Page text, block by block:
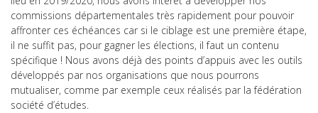
commissions départementales très rapidement pour pouvoir
affronter ces échéances car si le ciblage est une première étape,
il ne suffit pas, pour gagner les élections, il faut un contenu
spécifique ! Nous avons déjà des points d’appuis avec les outils
développés par nos organisations que nous pourrons
mutualiser, comme par exemple ceux réalisés par la fédération
société d’études.